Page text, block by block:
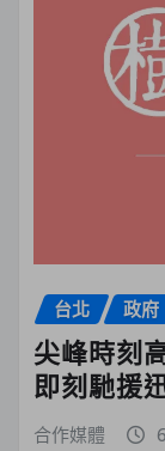
台北 政府
尖峰時刻
即刻馳援
合作媒體